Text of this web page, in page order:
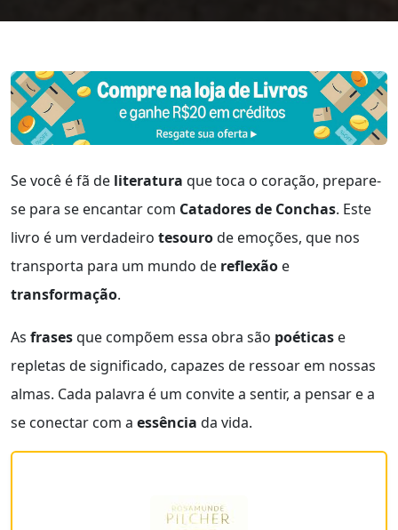
Se você é fã de literatura que toca o coração, prepare-
se para se encantar com Catadores de Conchas. Este
livro é um verdadeiro tesourode emoções, que nos
transporta para um mundo de reflexão e
transformação.
As frasesque compõem essa obra são poéticas e
repletas de significado, capazes de ressoar em nossas
almas. Cada palavra é um convite a sentir, a pensar e a
se conectar com a essência da vida.